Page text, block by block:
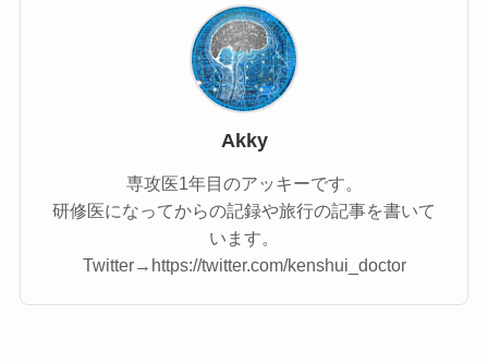
Akky
専攻医1年目のアッキーです。
研修医になってからの記録や旅行の記事を書いて
います。
Twitter→https://twitter.com/kenshui_doctor